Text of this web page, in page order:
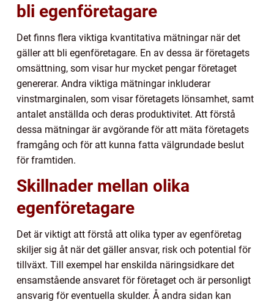
bli egenföretagare
Det finns flera viktiga kvantitativa mätningar när det
gäller att bli egenföretagare. En av dessa är företagets
omsättning, som visar hur mycket pengar företaget
genererar. Andra viktiga mätningar inkluderar
vinstmarginalen, som visar företagets lönsamhet, samt
antalet anställda och deras produktivitet. Att förstå
dessa mätningar är avgörande för att mäta företagets
framgång och för att kunna fatta välgrundade beslut
för framtiden.
Skillnader mellan olika
egenföretagare
Det är viktigt att förstå att olika typer av egenföretag
skiljer sig åt när det gäller ansvar, risk och potential för
tillväxt. Till exempel har enskilda näringsidkare det
ensamstående ansvaret för företaget och är personligt
ansvarig för eventuella skulder. Å andra sidan kan